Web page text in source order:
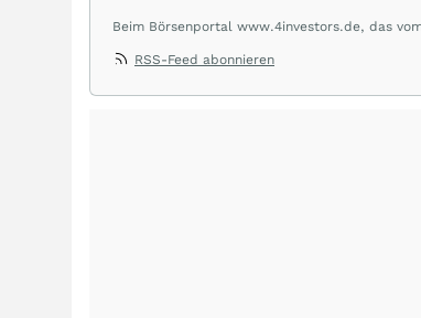
Beim Börsenportal www.4investors.de, das
beobachtet. Eine Übersicht über
RSS-Feed abonnieren